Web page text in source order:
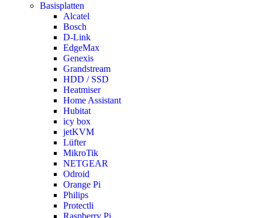
Basisplatten
Alcatel
Bosch
D-Link
EdgeMax
Genexis
Grandstream
HDD / SSD
Heatmiser
Home Assistant
Hubitat
icy box
jetKVM
Lüfter
MikroTik
NETGEAR
Odroid
Orange Pi
Philips
Protectli